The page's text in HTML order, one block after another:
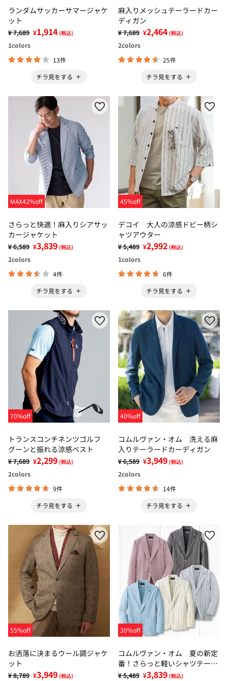
ランダムサッカーサマージャケ
ット
¥ 7,689 ¥1,914 (税込)
1colors
13件
チラ見をする
麻入りメッシュテーラードカー
ディガン
¥ 7,689 ¥2,464 (税込)
2colors
25件
チラ見をする
MAX42%off
さらっと快適！麻入りシアサッ
カージャケット
¥ 6,589 ¥3,839 (税込)
2colors
4件
チラ見をする
45%off
デコイ 大人の涼感ドビー柄シ
ャツアウター
¥ 5,489 ¥2,992 (税込)
1colors
6件
チラ見をする
70%off
トランスコンチネンツゴルフ
グーンと振れる涼感ベスト
¥ 7,689 ¥2,299 (税込)
2colors
9件
チラ見をする
40%off
コムルヴァン・オム 洗える麻
入りテーラードカーディガン
¥ 6,589 ¥3,949 (税込)
2colors
14件
チラ見をする
55%off
お洒落に決まるウール調ジャケ
ット
¥ 8,789 ¥3,949 (税込)
30%off
コムルヴァン・オム 夏の新定
番！さらっと軽いシャツテーラ
ード
¥ 5,489 ¥3,839 (税込)